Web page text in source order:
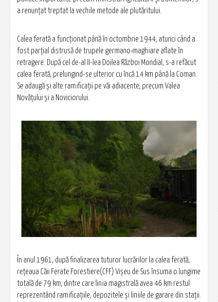
a renunţat treptat la vechile metode ale plutăritului.
Calea ferată a funcţionat până în octombrie 1944, atunci când a
fost parţial distrusă de trupele germano-maghiare aflate în
retragere. După cel de-al II-lea Doilea Război Mondial, s-a refăcut
calea ferată, prelungind-se ulterior cu încă 14 km până la Coman.
Se adaugă şi alte ramificaţii pe văi adiacente, precum Valea
Novăţului şi a Noviciorului.
În anul 1961, după finalizarea tuturor lucrărilor la calea ferată,
reţeaua Căii Ferate Forestiere(CFF) Vişeu de Sus însuma o lungime
totală de 79 km, dintre care linia magistrală avea 46 km restul
reprezentând ramificaţiile, depozitele şi liniile de garare din staţii.